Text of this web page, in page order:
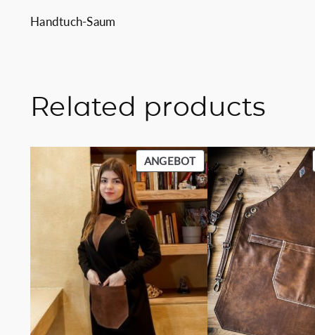
Handtuch-Saum
Related products
ANGEBOTPRODUKT
IM
ANGEBOT